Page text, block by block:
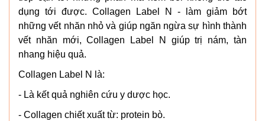
dụng tới được. Collagen Label N - làm giảm bớt
những vết nhăn nhỏ và giúp ngăn ngừa sự hình thành
vết nhăn mới, Collagen Label N giúp trị nám, tàn
nhang hiệu quả.
Collagen Label N là:
- Là kết quả nghiên cứu y dược học.
- Collagen chiết xuất từ: protein bò.